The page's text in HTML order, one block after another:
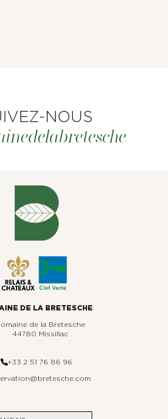
& BAR
& GROUPES
CADEAUX
NOUS
DE LA BRETESCHE
de la Bretesche
44780 Missillac
+33 2 51 76 86 96